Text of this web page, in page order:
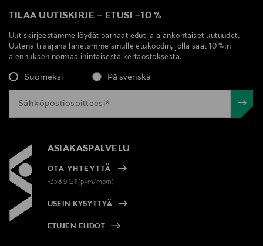
TILAA UUTISKIRJE – ETUSI –10 %
Uutiskirjeestämme löydät parhaat edut ja ajankohtaiset uutuudet.
Uutena tilaajana lähetämme sinulle etukoodin, jolla saat 10 %:n
alennuksen normaalihintaisesta kertaostoksesta.
Suomeksi På svenska
ASIAKASPALVELU
OTA YHTEYTTÄ
+358 9 1211(pvm/mpm)
USEIN KYSYTTYÄ
ETUJEN EHDOT